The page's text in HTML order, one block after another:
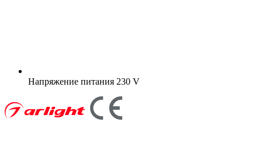
Напряжение питания 230 V